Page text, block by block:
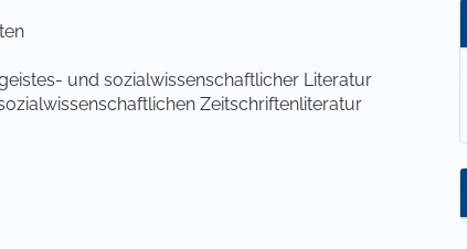
und sozialwissenschaftlicher Literatur
Zeitschriftenliteratur